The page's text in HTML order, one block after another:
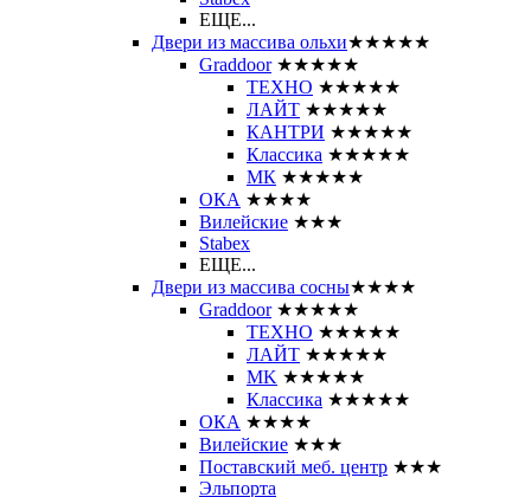
ЕЩЕ...
Двери из массива ольхи★★★★★
Graddoor ★★★★★
ТЕХНО ★★★★★
ЛАЙТ ★★★★★
КАНТРИ ★★★★★
Классика ★★★★★
МК ★★★★★
ОКА ★★★★
Вилейские ★★★
Stabex
ЕЩЕ...
Двери из массива сосны★★★★
Graddoor ★★★★★
ТЕХНО ★★★★★
ЛАЙТ ★★★★★
MK ★★★★★
Классика ★★★★★
ОКА ★★★★
Вилейские ★★★
Поставский меб. центр ★★★
Эльпорта